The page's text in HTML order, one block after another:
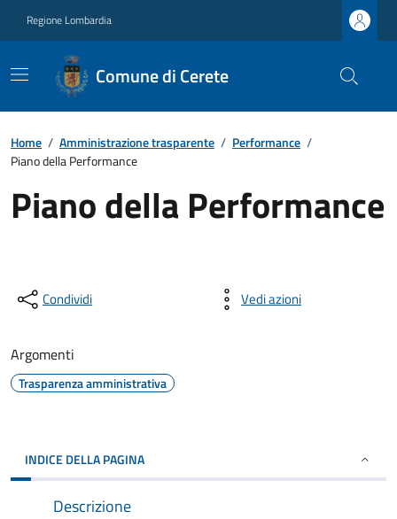
Regione Lombardia
Comune di Cerete
Home / Amministrazione trasparente / Performance /
Piano della Performance
Piano della Performance
Condividi Vedi azioni
Argomenti
Trasparenza amministrativa
INDICE DELLA PAGINA
Descrizione